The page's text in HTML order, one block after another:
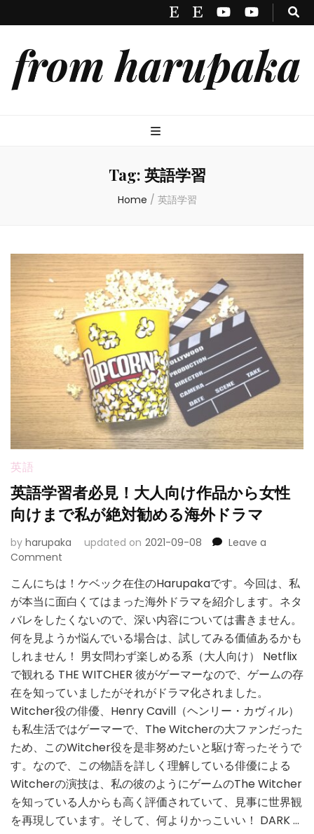
from harupaka
Tag: 英語学習
Home / 英語学習
英語
英語学習者必見！大人向け作品から女性
向けまで私が絶対勧める海外ドラマ
by harupaka updated on 2021-09-08
Leave a
Comment
語
学
習
者
必
見！
大
人
向
け
作
品
か
ら
女
性
向
こんにちは！ケベック在住のHarupakaです。今回は、私
が本当に面白くてはまった海外ドラマを紹介します。ネタ
バレをしたくないので、深い内容については書きません。
何を見ようか悩んでいる場合は、試してみる価値あるかも
しれません！ 男女問わず楽しめる系（大人向け） Netflix
で観れる THE WITCHER 彼がゲーマーなので、ゲームの存
在を知っていましたがそれがドラマ化されました。
Witcher役の俳優、Henry Cavill（ヘンリー・カヴィル）
も私生活ではゲーマーで、The Witcherの大ファンだった
ため、このWitcher役を是非努めたいと駆け寄ったそうで
す。なので、この物語を詳しく理解している俳優による
Witcherの演技は、私の彼のようにゲームのThe Witcher
を知っている人からも高く評価されていて、見事に世界観
を再現しています。そして、何よりかっこいい！ DARK …